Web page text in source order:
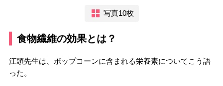
写真10枚
食物繊維の効果とは？
江頭先生は、ポップコーンに含まれる栄養素についてこう語
った。